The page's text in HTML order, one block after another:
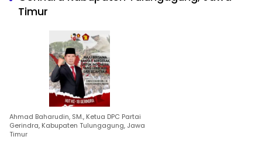
Timur
Ahmad Baharudin, SM., Ketua DPC Partai
Gerindra, Kabupaten Tulungagung, Jawa
Timur